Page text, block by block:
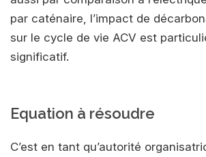
par caténaire, l’impact de
sur le cycle de vie ACV est
significatif.
Equation à résoudre
C’est en tant qu’autorité